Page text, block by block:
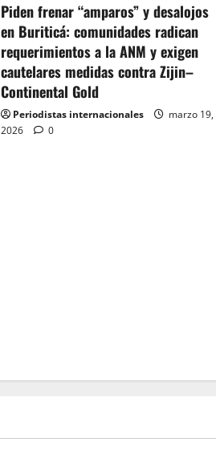
Piden frenar “amparos” y desalojos
en Buriticá: comunidades radican
requerimientos a la ANM y exigen
cautelares medidas contra Zijin–
Continental Gold
Periodistas internacionales
marzo 19,
2026
0